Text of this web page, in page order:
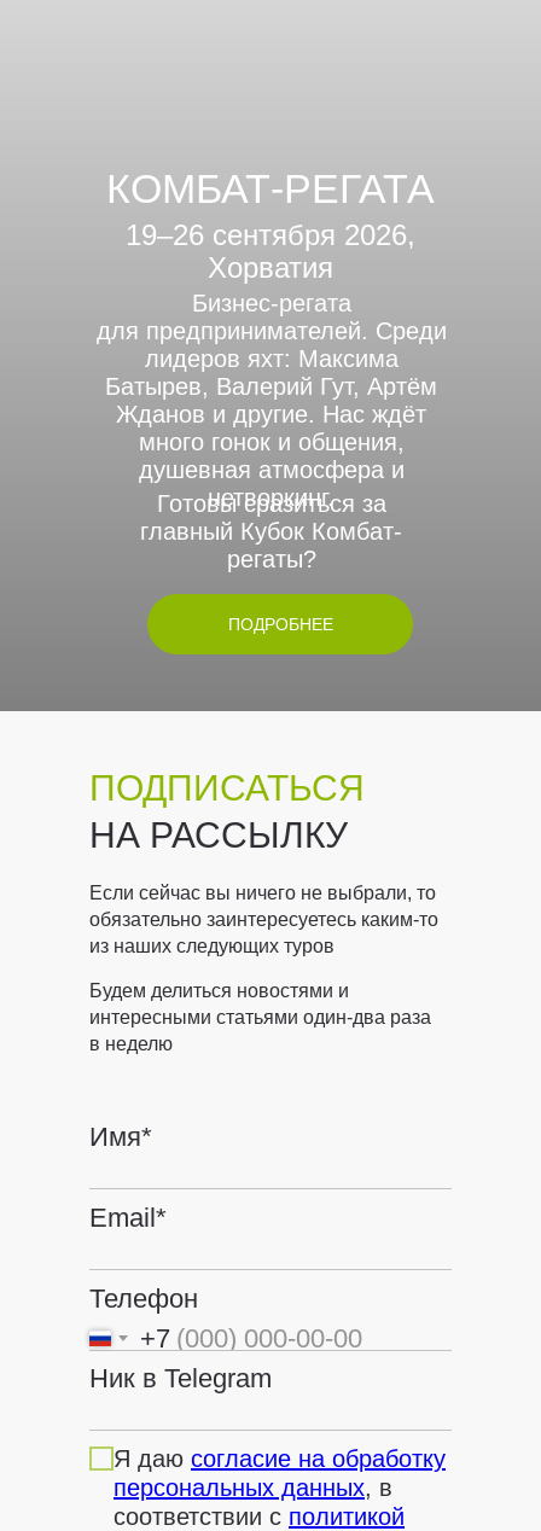
КОМБАТ-РЕГАТА
19–26 сентября 2026,
Хорватия
Бизнес-регата
для предпринимателей. Среди
лидеров яхт: Максима
Батырев, Валерий Гут, Артём
Жданов и другие. Нас ждёт
много гонок и общения,
душевная атмосфера и
нетворкинг.
Готовы сразиться за
главный Кубок Комбат-
регаты?
ПОДРОБНЕЕ
ПОДПИСАТЬСЯ
НА РАССЫЛКУ
Если сейчас вы ничего не выбрали, то
обязательно заинтересуетесь каким-то
из наших следующих туров
Имя*
Email*
Телефон
+7
Ник в Telegram
Я даю согласие на обработку
персональных данных, в
соответствии с политикой
Будем делиться новостями и
интересными статьями один-два раза
в неделю